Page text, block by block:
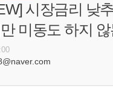
시장금리 낮
미동도 하지